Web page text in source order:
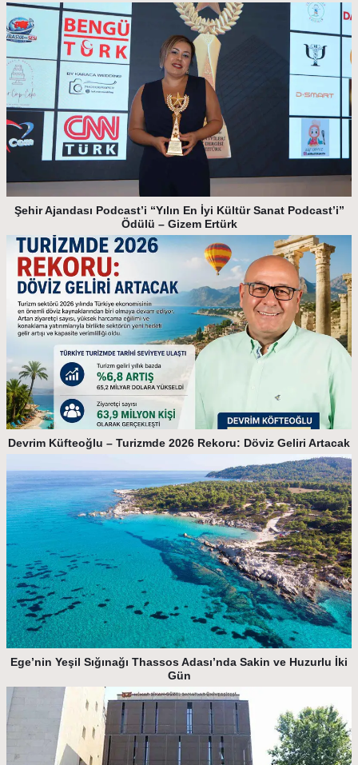
Şehir Ajandası Podcast’i “Yılın En İyi Kültür Sanat Podcast’i”
Ödülü – Gizem Ertürk
Devrim Küfteoğlu – Turizmde 2026 Rekoru: Döviz Geliri Artacak
Ege’nin Yeşil Sığınağı Thassos Adası’nda Sakin ve Huzurlu İki
Gün